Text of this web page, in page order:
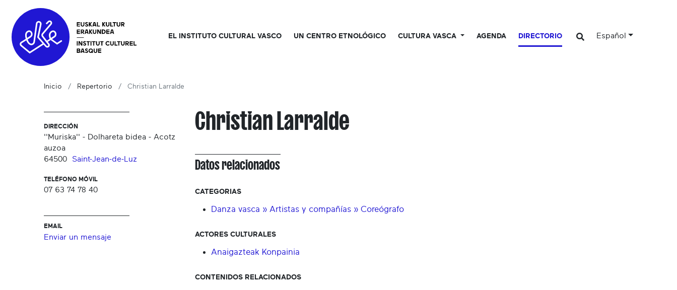
EL INSTITUTO CULTURAL VASCO UN CENTRO ETNOLÓGICO CULTURA VASCA AGENDA DIRECTORIO Español
Inicio Repertorio Christian Larralde
DIRECCIÓN
''Muriska'' - Dolhareta bidea - Acotz
auzoa
64500
Saint-Jean-de-Luz
TELÉFONO MÓVIL
07 63 74 78 40
EMAIL
Enviar un mensaje
Christian Larralde
Datos relacionados
CATEGORIAS
Danza vasca » Artistas y compañías » Coreógrafo
ACTORES CULTURALES
Anaigazteak Konpainia
CONTENIDOS RELACIONADOS